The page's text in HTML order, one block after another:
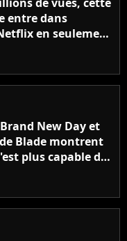
de vues, cette
entre dans
en seulement
New Day et
Blade montrent
plus capable de
soit de simple